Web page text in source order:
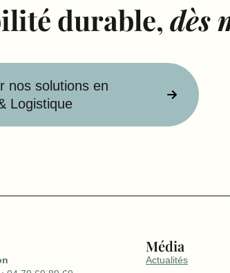
durable, dès
nos solutions en
Logistique
Média
Actualités